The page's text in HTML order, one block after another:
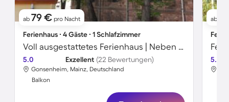
ab 79 € pro Nacht
Ferienhaus ∙ 4 Gäste ∙ 1 Schlafzimmer
Voll ausgestattetes Ferienhaus | Neben dem Strand
5.0 Exzellent (22 Bewertungen)
Gonsenheim, Mainz, Deutschland
Balkon
ab
5.0